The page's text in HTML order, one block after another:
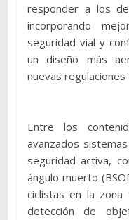
responder a los
incorporando
seguridad vial y
un diseño más
nuevas regulaciones
Entre los
avanzados
seguridad activa,
ángulo muerto
ciclistas en la zona
detección de